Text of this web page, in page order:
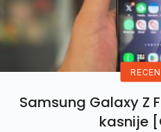
Samsung Galaxy Z
kasnije